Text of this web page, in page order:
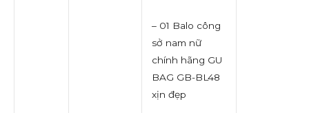
– 01 Balo công
sở nam nữ
chính hãng GU
BAG GB-BL48
xịn đẹp